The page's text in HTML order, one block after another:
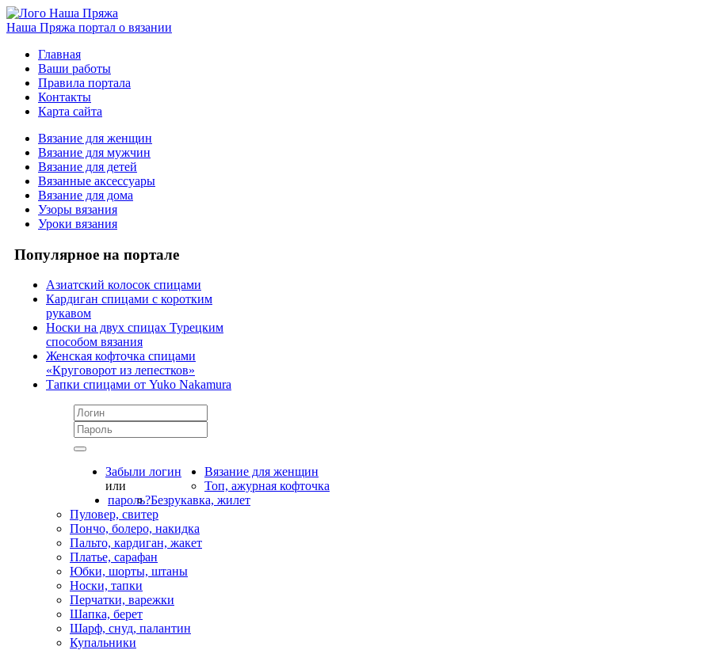
Наша Пряжа портал о вязании
Главная
Ваши работы
Правила портала
Контакты
Карта сайта
Вязание для женщин
Вязание для мужчин
Вязание для детей
Вязанные аксессуары
Вязание для дома
Узоры вязания
Уроки вязания
Популярное на портале
Азиатский колосок спицами
Кардиган спицами с коротким
рукавом
Носки на двух спицах Турецким
способом вязания
Женская кофточка спицами
«Круговорот из лепестков»
Тапки спицами от Yuko Nakamura
Забыли логин
или
пароль?
Вязание для женщин
Топ, ажурная кофточка
Безрукавка, жилет
Пуловер, свитер
Пончо, болеро, накидка
Пальто, кардиган, жакет
Платье, сарафан
Юбки, шорты, штаны
Носки, тапки
Перчатки, варежки
Шапка, берет
Шарф, снуд, палантин
Купальники